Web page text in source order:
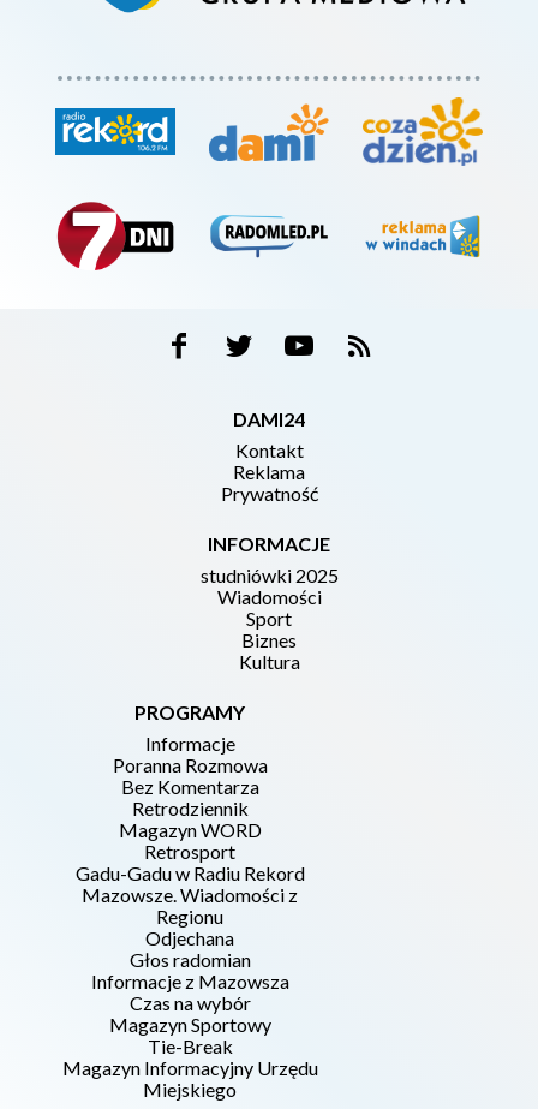
DAMI24
Kontakt
Reklama
Prywatność
INFORMACJE
studniówki 2025
Wiadomości
Sport
Biznes
Kultura
PROGRAMY
Informacje
Poranna Rozmowa
Bez Komentarza
Retrodziennik
Magazyn WORD
Retrosport
Gadu-Gadu w Radiu Rekord
Mazowsze. Wiadomości z
Regionu
Odjechana
Głos radomian
Informacje z Mazowsza
Czas na wybór
Magazyn Sportowy
Tie-Break
Magazyn Informacyjny Urzędu
Miejskiego